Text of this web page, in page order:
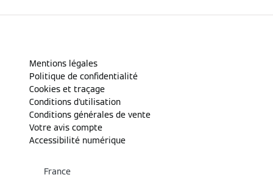
Mentions légales
Politique de confidentialité
Cookies et traçage
Conditions d'utilisation
Conditions générales de vente
Votre avis compte
Accessibilité numérique
France